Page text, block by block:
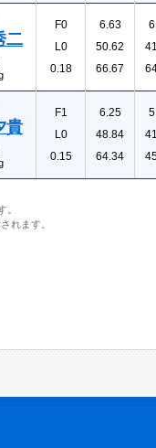
F0
L0
0.18
6.63
50.62
66.67
F1
L0
0.15
6.25
48.84
64.34
。
れます。